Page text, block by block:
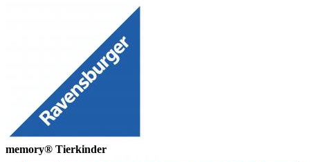
memory® Tierkinder